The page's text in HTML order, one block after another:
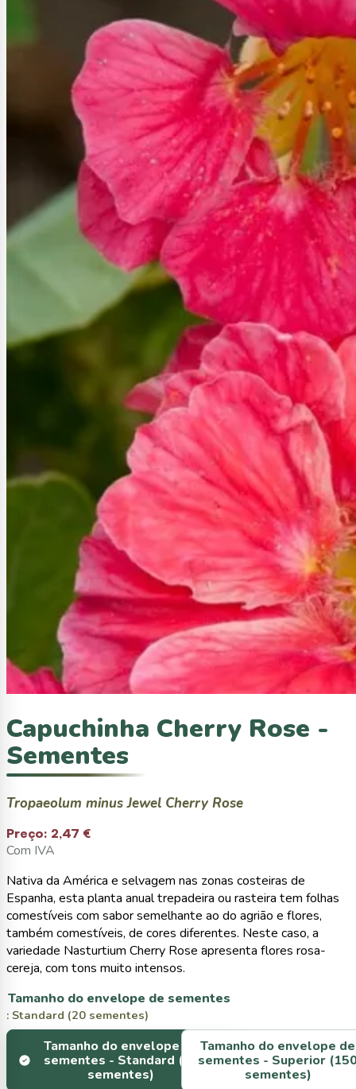
Capuchinha Cherry Rose -
Sementes
Tropaeolum minus Jewel Cherry Rose
Preço: 2,47 €
Com IVA
Nativa da América e selvagem nas zonas costeiras de
Espanha, esta planta anual trepadeira ou rasteira tem folhas
comestíveis com sabor semelhante ao do agrião e flores,
também comestíveis, de cores diferentes. Neste caso, a
variedade Nasturtium Cherry Rose apresenta flores rosa-
cereja, com tons muito intensos.
Tamanho do envelope de sementes
: Standard (20 sementes)
Tamanho do envelope de
sementes - Standard (20
sementes)
Tamanho do envelope de
sementes - Superior
sementes)